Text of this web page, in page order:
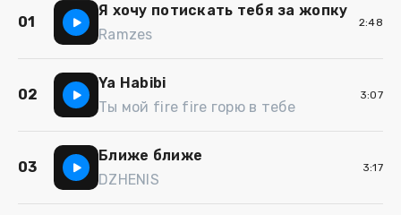
01
Я хочу потискать тебя за жопку
Ramzes
2:48
02
Ya Habibi
Ты мой fire fire горю в тебе
3:07
03
Ближе ближе
DZHENIS
3:17